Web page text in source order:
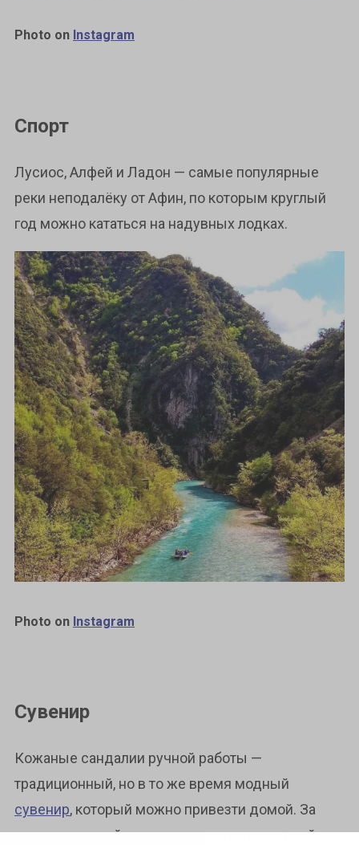
Photo on Instagram
Спорт
Лусиос, Алфей и Ладон — самые популярные
реки неподалёку от Афин, по которым круглый
год можно кататься на надувных лодках.
Photo on Instagram
Сувенир
Кожаные сандалии ручной работы —
традиционный, но в то же время модный
сувенир, который можно привезти домой. За
ними отправляйтесь во всемирно известный